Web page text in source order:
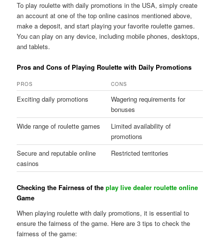
To play roulette with daily promotions in the USA, simply create
an account at one of the top online casinos mentioned above,
make a deposit, and start playing your favorite roulette games.
You can play on any device, including mobile phones, desktops,
and tablets.
Pros and Cons of Playing Roulette with Daily Promotions
PROS CONS
Exciting daily promotions
Wagering requirements for
bonuses
Wide range of roulette games
Limited availability of
promotions
Secure and reputable online
casinos
Restricted territories
Checking the Fairness of theplay live dealer roulette online
Game
When playing roulette with daily promotions, it is essential to
ensure the fairness of the game. Here are 3 tips to check the
fairness of the game: